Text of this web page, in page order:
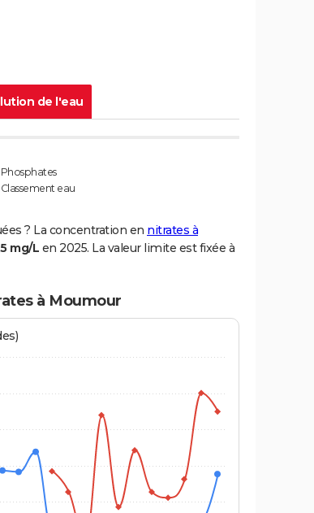
de l'eau
Phosphates
Classement eau
? La concentration en nitrates à
mg/L en 2025. La valeur limite est fixée à
à Moumour